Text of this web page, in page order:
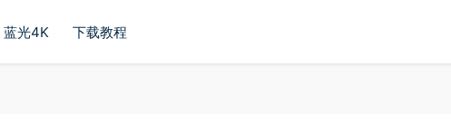
蓝光4K 下载教程